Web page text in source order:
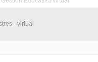
- virtual